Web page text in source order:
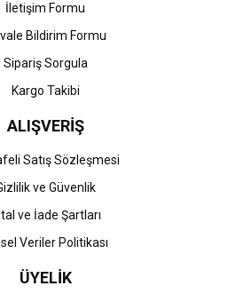
Gönder
İletişim Formu
Bildirim Formu
Sipariş Sorgula
Kargo Takibi
ALIŞVERİŞ
Satış Sözleşmesi
ve Güvenlik
ve İade Şartları
Veriler Politikası
ÜYELİK